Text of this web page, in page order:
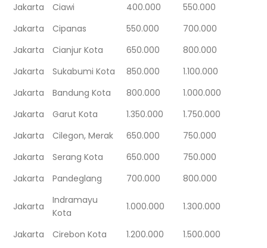
Jakarta
Ciawi 400.000
550.000
Jakarta
Cipanas 550.000
700.000
Jakarta
Cianjur Kota 650.000
800.000
Jakarta
Sukabumi Kota 850.000
1.100.000
Jakarta
Bandung Kota 800.000
1.000.000
Jakarta
Garut Kota 1.350.000
1.750.000
Jakarta
Cilegon, Merak 650.000
750.000
Jakarta
Serang Kota 650.000
750.000
Jakarta
Pandeglang 700.000 800.000
Jakarta
Indramayu
Kota
1.000.000 1.300.000
Jakarta Cirebon Kota 1.200.000
1.500.000